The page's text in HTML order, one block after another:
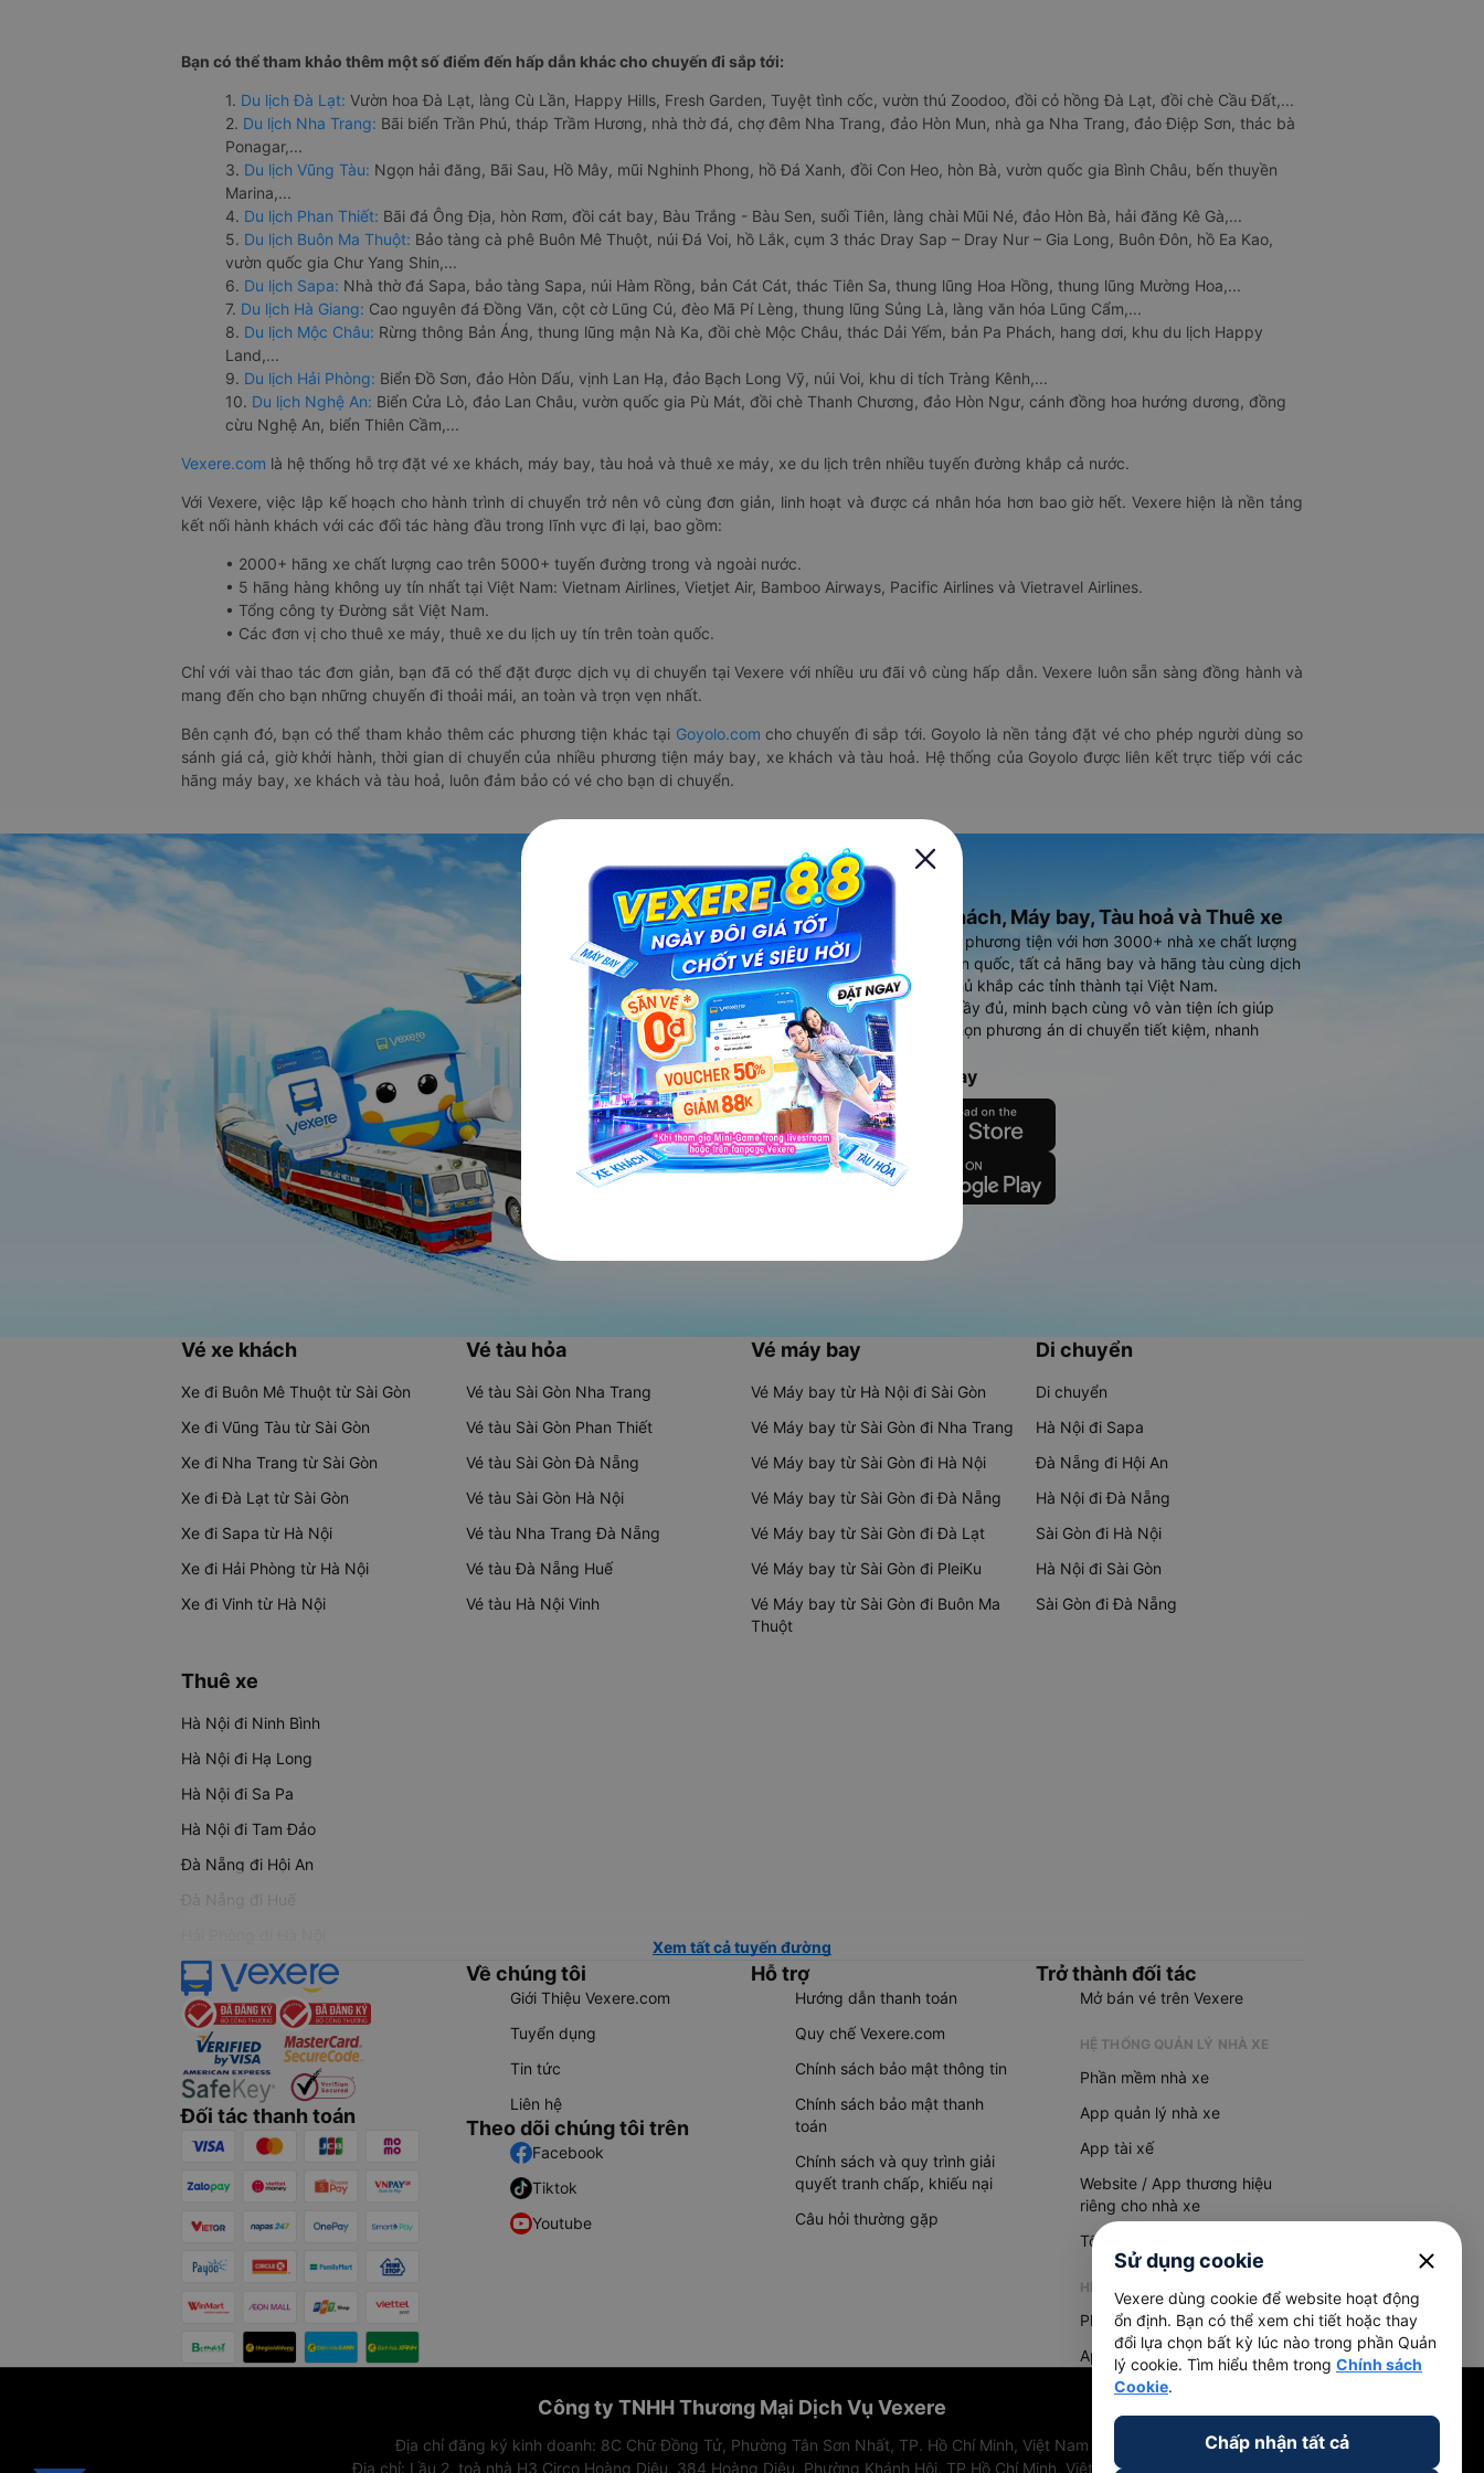
Bạn có thể tham khảo thêm một số điểm đến hấp dẫn khác cho chuyến đi sắp tới:
1. Du lịch Đà Lạt: Vườn hoa Đà Lạt, làng Cù Lần, Happy Hills, Fresh Garden, Tuyệt tình cốc, vườn thú Zoodoo, đồi cỏ hồng Đà Lạt, đồi chè Cầu Đất,...
2. Du lịch Nha Trang: Bãi biển Trần Phú, tháp Trầm Hương, nhà thờ đá, chợ đêm Nha Trang, đảo Hòn Mun, nhà ga Nha Trang, đảo Điệp Sơn, thác bà
Ponagar,...
3. Du lịch Vũng Tàu: Ngọn hải đăng, Bãi Sau, Hồ Mây, mũi Nghinh Phong, hồ Đá Xanh, đồi Con Heo, hòn Bà, vườn quốc gia Bình Châu, bến thuyền
Marina,...
4. Du lịch Phan Thiết: Bãi đá Ông Địa, hòn Rơm, đồi cát bay, Bàu Trắng - Bàu Sen, suối Tiên, làng chài Mũi Né, đảo Hòn Bà, hải đăng Kê Gà,...
5. Du lịch Buôn Ma Thuột: Bảo tàng cà phê Buôn Mê Thuột, núi Đá Voi, hồ Lắk, cụm 3 thác Dray Sap – Dray Nur – Gia Long, Buôn Đôn, hồ Ea Kao,
vườn quốc gia Chư Yang Shin,...
6. Du lịch Sapa: Nhà thờ đá Sapa, bảo tàng Sapa, núi Hàm Rồng, bản Cát Cát, thác Tiên Sa, thung lũng Hoa Hồng, thung lũng Mường Hoa,...
7. Du lịch Hà Giang: Cao nguyên đá Đồng Văn, cột cờ Lũng Cú, đèo Mã Pí Lèng, thung lũng Sủng Là, làng văn hóa Lũng Cẩm,...
8. Du lịch Mộc Châu: Rừng thông Bản Áng, thung lũng mận Nà Ka, đồi chè Mộc Châu, thác Dải Yếm, bản Pa Phách, hang dơi, khu du lịch Happy
Land,...
9. Du lịch Hải Phòng: Biển Đồ Sơn, đảo Hòn Dấu, vịnh Lan Hạ, đảo Bạch Long Vỹ, núi Voi, khu di tích Tràng Kênh,...
10. Du lịch Nghệ An: Biển Cửa Lò, đảo Lan Châu, vườn quốc gia Pù Mát, đồi chè Thanh Chương, đảo Hòn Ngư, cánh đồng hoa hướng dương, đồng
cừu Nghệ An, biển Thiên Cầm,...
Vexere.com là hệ thống hỗ trợ đặt vé xe khách, máy bay, tàu hoả và thuê xe máy, xe du lịch trên nhiều tuyến đường khắp cả nước.
Với Vexere, việc lập kế hoạch cho hành trình di chuyển trở nên vô cùng đơn giản, linh hoạt và được cá nhân hóa hơn bao giờ hết. Vexere hiện là nền tảng
kết nối hành khách với các đối tác hàng đầu trong lĩnh vực đi lại, bao gồm:
• 2000+ hãng xe chất lượng cao trên 5000+ tuyến đường trong và ngoài nước.
• 5 hãng hàng không uy tín nhất tại Việt Nam: Vietnam Airlines, Vietjet Air, Bamboo Airways, Pacific Airlines và Vietravel Airlines.
• Tổng công ty Đường sắt Việt Nam.
• Các đơn vị cho thuê xe máy, thuê xe du lịch uy tín trên toàn quốc.
Chỉ với vài thao tác đơn giản, bạn đã có thể đặt được dịch vụ di chuyển tại Vexere với nhiều ưu đãi vô cùng hấp dẫn. Vexere luôn sẵn sàng đồng hành và
mang đến cho bạn những chuyến đi thoải mái, an toàn và trọn vẹn nhất.
Bên cạnh đó, bạn có thể tham khảo thêm các phương tiện khác tại Goyolo.com cho chuyến đi sắp tới. Goyolo là nền tảng đặt vé cho phép người dùng so
sánh giá cả, giờ khởi hành, thời gian di chuyển của nhiều phương tiện máy bay, xe khách và tàu hoả. Hệ thống của Goyolo được liên kết trực tiếp với các
hãng máy bay, xe khách và tàu hoả, luôn đảm bảo có vé cho bạn di chuyển.
Ứng dụng đặt vé Xe khách, Máy bay, Tàu hoả và Thuê xe
Vexere - ứng dụng đặt vé đa phương tiện với hơn 3000+ nhà xe chất lượng
cao, 5000+ tuyến đường toàn quốc, tất cả hãng bay và hãng tàu cùng dịch
vụ thuê xe máy, xe du lịch phủ khắp các tỉnh thành tại Việt Nam.
Ứng dụng hiển thị thông tin đầy đủ, minh bạch cùng vô vàn tiện ích giúp
người dùng so sánh và lựa chọn phương án di chuyển tiết kiệm, nhanh
chóng và phù hợp nhất.
Tải ứng dụng Vexere ngay
Vé xe khách
Xe đi Buôn Mê Thuột từ Sài Gòn
Xe đi Vũng Tàu từ Sài Gòn
Xe đi Nha Trang từ Sài Gòn
Xe đi Đà Lạt từ Sài Gòn
Xe đi Sapa từ Hà Nội
Xe đi Hải Phòng từ Hà Nội
Xe đi Vinh từ Hà Nội
Vé tàu hỏa
Vé tàu Sài Gòn Nha Trang
Vé tàu Sài Gòn Phan Thiết
Vé tàu Sài Gòn Đà Nẵng
Vé tàu Sài Gòn Hà Nội
Vé tàu Nha Trang Đà Nẵng
Vé tàu Đà Nẵng Huế
Vé tàu Hà Nội Vinh
Vé máy bay
Vé Máy bay từ Hà Nội đi Sài Gòn
Vé Máy bay từ Sài Gòn đi Nha Trang
Vé Máy bay từ Sài Gòn đi Hà Nội
Vé Máy bay từ Sài Gòn đi Đà Nẵng
Vé Máy bay từ Sài Gòn đi Đà Lạt
Vé Máy bay từ Sài Gòn đi PleiKu
Vé Máy bay từ Sài Gòn đi Buôn Ma
Thuột
Di chuyển
Di chuyển
Hà Nội đi Sapa
Đà Nẵng đi Hội An
Hà Nội đi Đà Nẵng
Sài Gòn đi Hà Nội
Hà Nội đi Sài Gòn
Sài Gòn đi Đà Nẵng
Thuê xe
Hà Nội đi Ninh Bình
Hà Nội đi Hạ Long
Hà Nội đi Sa Pa
Hà Nội đi Tam Đảo
Đà Nẵng đi Hội An
Đà Nẵng đi Huế
Xem tất cả tuyến đường
Đối tác thanh toán
Về chúng tôi
Giới Thiệu Vexere.com
Tuyển dụng
Tin tức
Liên hệ
Theo dõi chúng tôi trên
Facebook
Tiktok
Youtube
Hỗ trợ
Hướng dẫn thanh toán
Quy chế Vexere.com
Chính sách bảo mật thông tin
Chính sách bảo mật thanh
toán
Chính sách và quy trình giải
quyết tranh chấp, khiếu nại
Câu hỏi thường gặp
Trở thành đối tác
Mở bán vé trên Vexere
HỆ THỐNG QUẢN LÝ NHÀ XE
Phần mềm nhà xe
App quản lý nhà xe
App tài xế
Website / App thương hiệu
riêng cho nhà xe
Tổng đài AI
HỆ THỐNG QUẢN LÝ HÀNG HOÁ
Phần mềm quản lý hàng hoá
App quản lý hàng hoá
Công ty TNHH Thương Mại Dịch Vụ Vexere
Địa chỉ đăng ký kinh doanh: 8C Chữ Đồng Tử, Phường Tân Sơn Nhất, TP. Hồ Chí Minh, Việt Nam
Địa chỉ: Lầu 2, toà nhà H3 Circo Hoàng Diệu, 384 Hoàng Diệu, Phường Khánh Hội, TP Hồ Chí Minh, Việt Nam
Sử dụng cookie close
Vexere dùng cookie để website hoạt động
ổn định. Bạn có thể xem chi tiết hoặc thay
đổi lựa chọn bất kỳ lúc nào trong phần Quản
lý cookie. Tìm hiểu thêm trong Chính sách
Cookie.
Chấp nhận tất cả